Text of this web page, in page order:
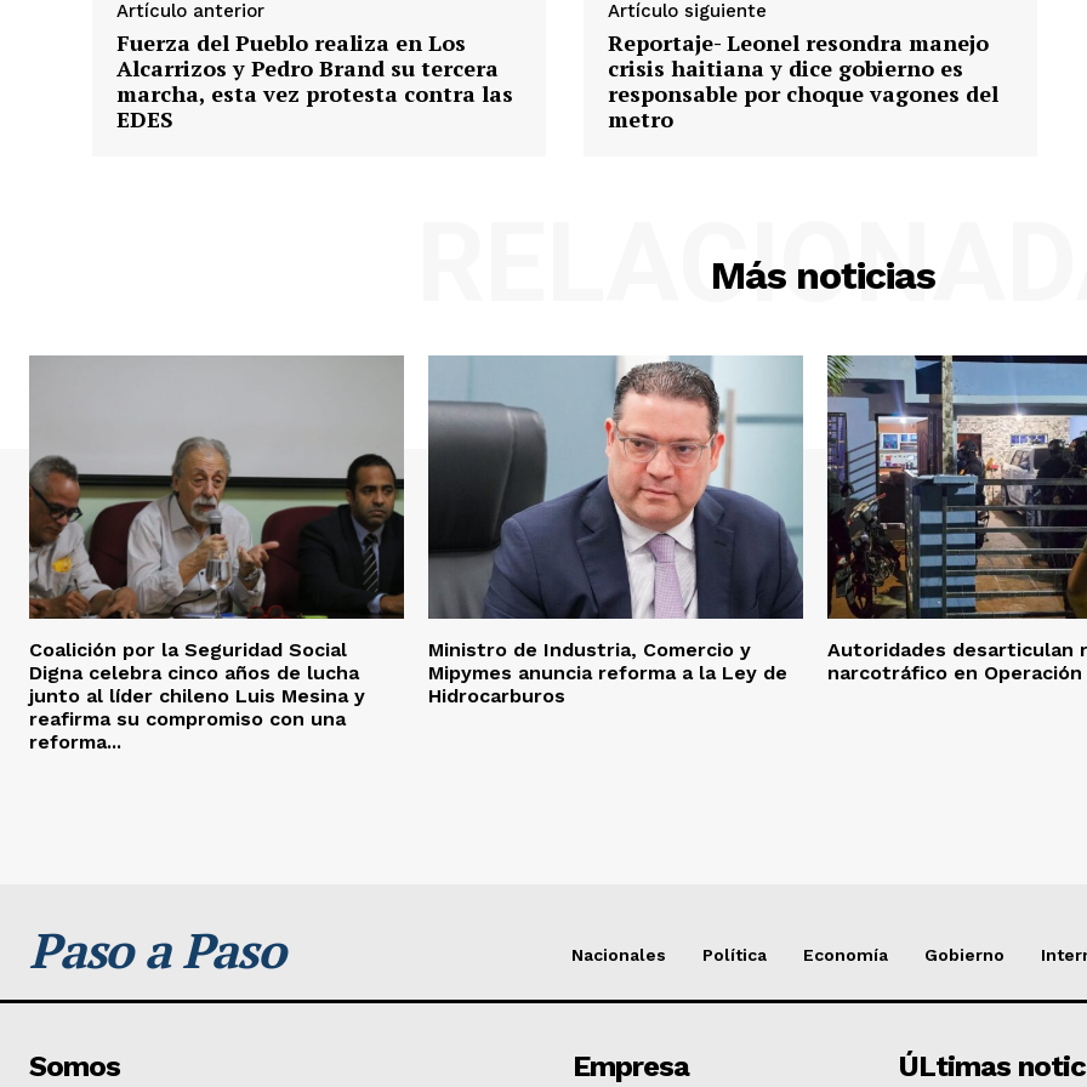
Artículo anterior
Fuerza del Pueblo realiza en Los
Alcarrizos y Pedro Brand su tercera
marcha, esta vez protesta contra las
EDES
Artículo siguiente
Reportaje- Leonel resondra manejo
crisis haitiana y dice gobierno es
responsable por choque vagones del
metro
Más noticias
Coalición por la Seguridad Social
Digna celebra cinco años de lucha
junto al líder chileno Luis Mesina y
reafirma su compromiso con una
reforma...
Ministro de Industria, Comercio y
Mipymes anuncia reforma a la Ley de
Hidrocarburos
Autoridades desarticulan
narcotráfico en
Paso a Paso Nacionales Política Economía Gobierno
Somos Empresa ÚLtimas